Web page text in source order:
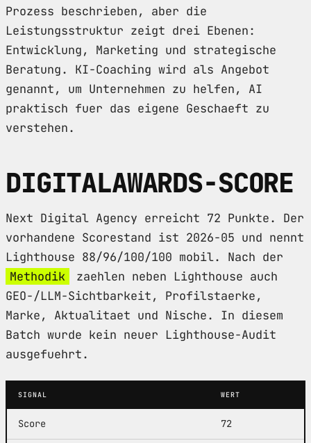
Prozess beschrieben, aber die
Leistungsstruktur zeigt drei Ebenen:
Entwicklung, Marketing und strategische
Beratung. KI-Coaching wird als Angebot
genannt, um Unternehmen zu helfen, AI
praktisch fuer das eigene Geschaeft zu
verstehen.
DIGITALAWARDS-SCORE
Next Digital Agency erreicht 72 Punkte. Der
vorhandene Scorestand ist 2026-05 und nennt
Lighthouse 88/96/100/100 mobil. Nach der
Methodik
zaehlen neben Lighthouse auch
GEO-/LLM-Sichtbarkeit, Profilstaerke,
Marke, Aktualitaet und Nische. In diesem
Batch wurde kein neuer Lighthouse-Audit
ausgefuehrt.
SIGNAL WERT
Score 72